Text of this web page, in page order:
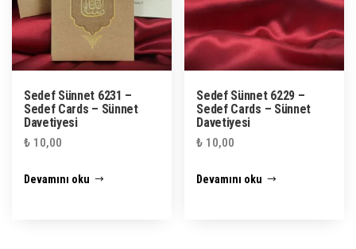
Sedef Sünnet 6231 –
Sedef Cards – Sünnet
Davetiyesi
₺ 10,00
Devamını oku
Sedef Sünnet 6229 –
Sedef Cards – Sünnet
Davetiyesi
₺ 10,00
Devamını oku